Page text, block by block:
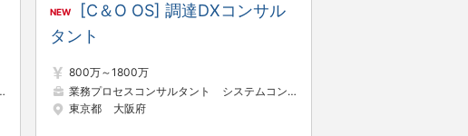
システムコンサルタント
NEW
[C＆O OS] 調達DXコンサル
タント
800万～1800万
業務プロセスコンサルタント
システムコンサルタント
東京都
大阪府